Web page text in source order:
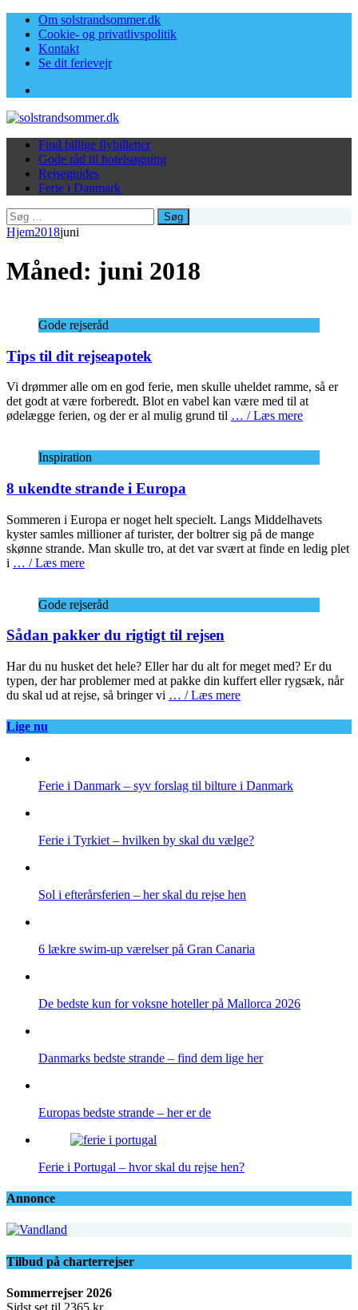
Om solstrandsommer.dk
Cookie- og privatlivspolitik
Kontakt
Se dit ferievejr
Find billige flybilletter
Gode råd til hotelsøgning
Rejseguides
Ferie i Danmark
Søg
efter:
Hjem2018juni
Måned: juni 2018
Gode rejseråd
Tips til dit rejseapotek
Vi drømmer alle om en god ferie, men skulle uheldet ramme, så er
det godt at være forberedt. Blot en vabel kan være med til at
ødelægge ferien, og der er al mulig grund til … / Læs mere
Inspiration
8 ukendte strande i Europa
Sommeren i Europa er noget helt specielt. Langs Middelhavets
kyster samles millioner af turister, der boltrer sig på de mange
skønne strande. Man skulle tro, at det var svært at finde en ledig plet
i … / Læs mere
Gode rejseråd
Sådan pakker du rigtigt til rejsen
Har du nu husket det hele? Eller har du alt for meget med? Er du
typen, der har problemer med at pakke din kuffert eller rygsæk, når
du skal ud at rejse, så bringer vi … / Læs mere
Lige nu
Ferie i Danmark – syv forslag til bilture i Danmark
Ferie i Tyrkiet – hvilken by skal du vælge?
Sol i efterårsferien – her skal du rejse hen
6 lækre swim-up værelser på Gran Canaria
De bedste kun for voksne hoteller på Mallorca 2026
Danmarks bedste strande – find dem lige her
Europas bedste strande – her er de
Ferie i Portugal – hvor skal du rejse hen?
Annonce
Tilbud på charterrejser
Sommerrejser 2026
Sidst set til 2365 kr.